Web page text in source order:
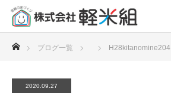
ブログ一覧 H28kitanomine204
2020.09.27